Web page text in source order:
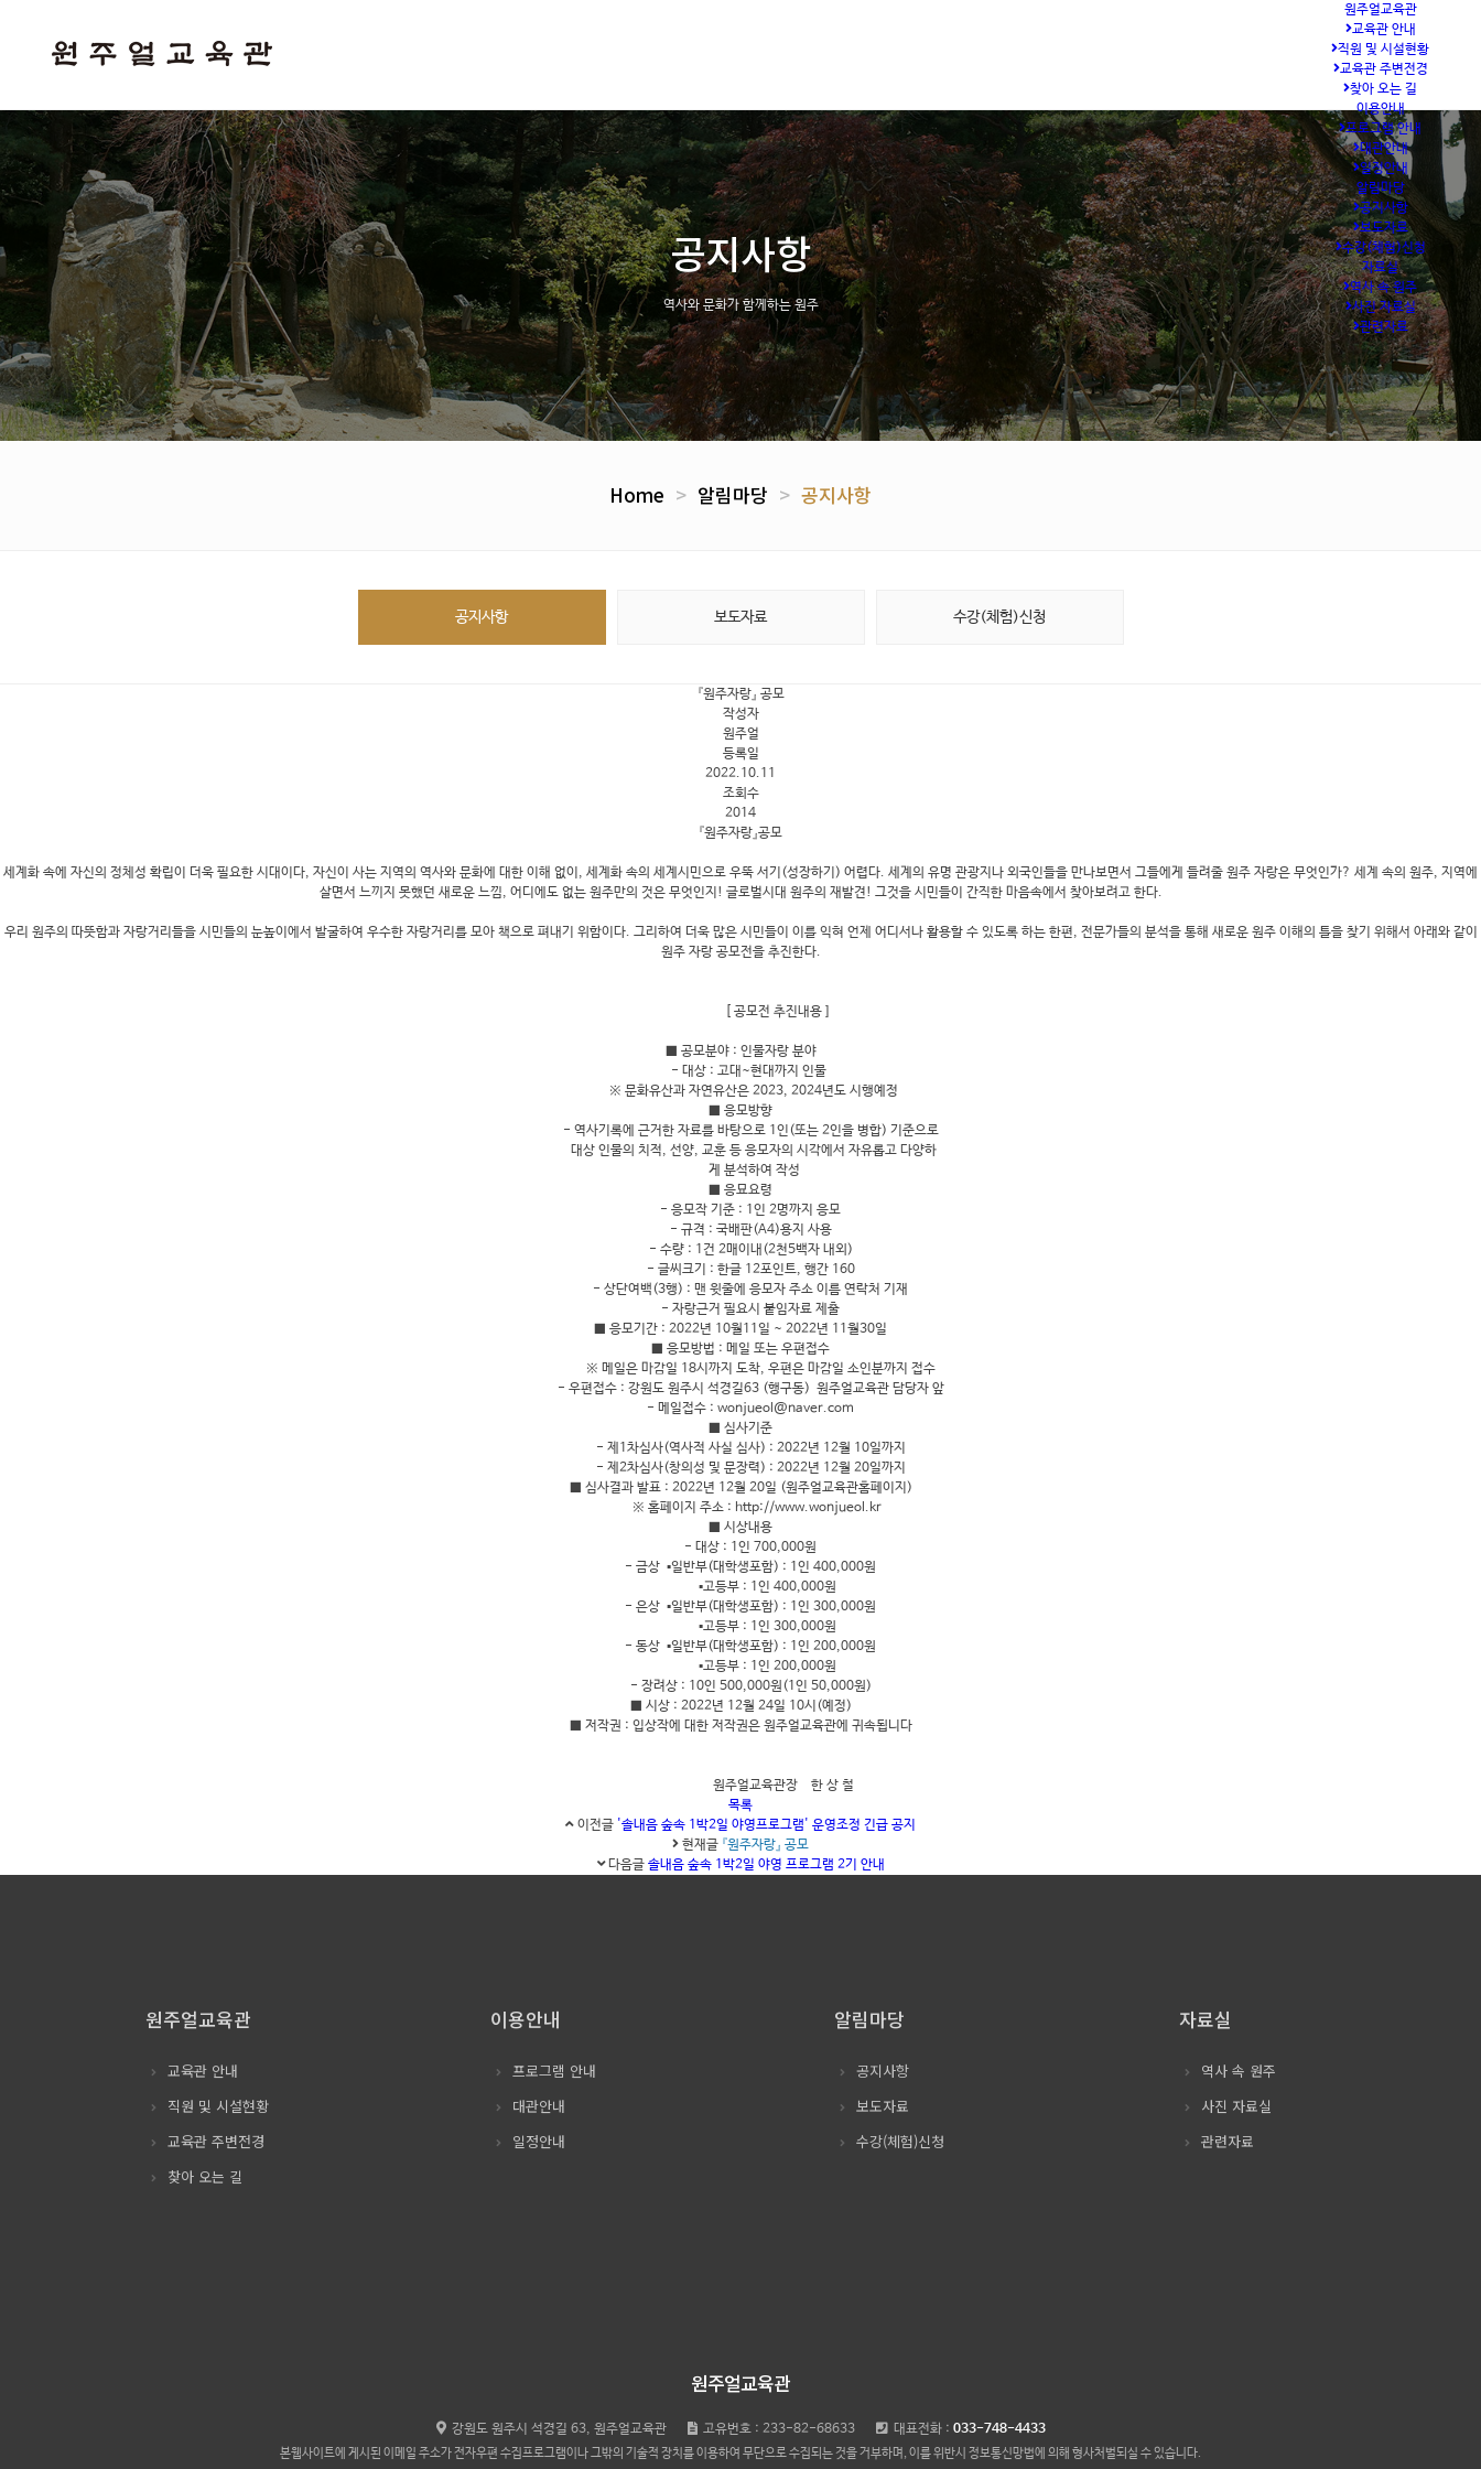
원주얼교육관
교육관 안내
직원 및 시설현황
교육관 주변전경
찾아 오는 길
이용안내
프로그램 안내
대관안내
일정안내
알림마당
공지사항
보도자료
수강(체험)신청
자료실
역사 속 원주
사진 자료실
관련자료
공지사항
역사와 문화가 함께하는 원주
Home > 알림마당 > 공지사항
공지사항 보도자료 수강(체험)신청
『원주자랑』 공모
작성자
원주얼
등록일
2022.10.11
조회수
2014
『원주자랑』공모
세계화 속에 자신의 정체성 확립이 더욱 필요한 시대이다, 자신이 사는 지역의 역사와 문화에 대한 이해 없이, 세계화 속의 세계시민으로 우뚝 서기(성장하기) 어렵다. 세계의 유명 관광지나 외국인들을 만나보면서 그들에게 들려줄 원주 자랑은 무엇인가? 세계 속의 원주, 지역에
살면서 느끼지 못했던 새로운 느낌, 어디에도 없는 원주만의 것은 무엇인지! 글로벌시대 원주의 재발견! 그것을 시민들이 간직한 마음속에서 찾아보려고 한다.
우리 원주의 따뜻함과 자랑거리들을 시민들의 눈높이에서 발굴하여 우수한 자랑거리를 모아 책으로 펴내기 위함이다. 그리하여 더욱 많은 시민들이 이를 익혀 언제 어디서나 활용할 수 있도록 하는 한편, 전문가들의 분석을 통해 새로운 원주 이해의 틀을 찾기 위해서 아래와 같이
원주 자랑 공모전을 추진한다.
[ 공모전 추진내용 ]
■ 공모분야 : 인물자랑 분야
- 대상 : 고대~현대까지 인물
※ 문화유산과 자연유산은 2023, 2024년도 시행예정
■ 응모방향
- 역사기록에 근거한 자료를 바탕으로 1인(또는 2인을 병합) 기준으로
대상 인물의 치적, 선양, 교훈 등 응모자의 시각에서 자유롭고 다양하
게 분석하여 작성
■ 응묘요령
- 응모작 기준 : 1인 2명까지 응모
- 규격 : 국배판(A4)용지 사용
- 수량 : 1건 2매이내(2천5백자 내외)
- 글씨크기 : 한글 12포인트, 행간 160
- 상단여백(3행) : 맨 윗줄에 응모자 주소 이름 연락처 기재
- 자랑근거 필요시 붙임자료 제출
■ 응모기간 : 2022년 10월11일 ~ 2022년 11월30일
■ 응모방법 : 메일 또는 우편접수
※ 메일은 마감일 18시까지 도착, 우편은 마감일 소인분까지 접수
- 우편접수 : 강원도 원주시 석경길63 (행구동) 원주얼교육관 담당자 앞
- 메일접수 : wonjueol@naver.com
■ 심사기준
- 제1차심사(역사적 사실 심사) : 2022년 12월 10일까지
- 제2차심사(창의성 및 문장력) : 2022년 12월 20일까지
■ 심사결과 발표 : 2022년 12월 20일 (원주얼교육관홈페이지)
※ 홈페이지 주소 : http://www.wonjueol.kr
■ 시상내용
- 대상 : 1인 700,000원
- 금상 ▪일반부(대학생포함) : 1인 400,000원
▪고등부 : 1인 400,000원
- 은상 ▪일반부(대학생포함) : 1인 300,000원
▪고등부 : 1인 300,000원
- 동상 ▪일반부(대학생포함) : 1인 200,000원
▪고등부 : 1인 200,000원
- 장려상 : 10인 500,000원(1인 50,000원)
■ 시상 : 2022년 12월 24일 10시(예정)
■ 저작권 : 입상작에 대한 저작권은 원주얼교육관에 귀속됩니다
원주얼교육관장 한 상 철
목록
이전글 '솔내음 숲속 1박2일 야영프로그램' 운영조정 긴급 공지
현재글 『원주자랑』 공모
다음글 솔내음 숲속 1박2일 야영 프로그램 2기 안내
원주얼교육관
교육관 안내
직원 및 시설현황
교육관 주변전경
찾아 오는 길
이용안내
프로그램 안내
대관안내
일정안내
알림마당
공지사항
보도자료
수강(체험)신청
자료실
역사 속 원주
사진 자료실
관련자료
원주얼교육관
강원도 원주시 석경길 63, 원주얼교육관 고유번호 : 233-82-68633 대표전화 : 033-748-4433
본웹사이트에 게시된 이메일 주소가 전자우편 수집프로그램이나 그밖의 기술적 장치를 이용하여 무단으로 수집되는 것을 거부하며, 이를 위반시 정보통신망법에 의해 형사처벌되실 수 있습니다.